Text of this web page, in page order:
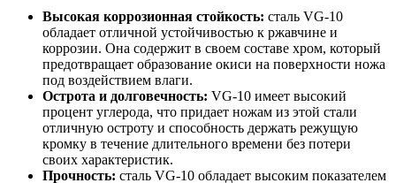
Высокая коррозионная стойкость: сталь VG-10
обладает отличной устойчивостью к ржавчине и
коррозии. Она содержит в своем составе хром, который
предотвращает образование окиси на поверхности ножа
под воздействием влаги.
Острота и долговечность: VG-10 имеет высокий
процент углерода, что придает ножам из этой стали
отличную остроту и способность держать режущую
кромку в течение длительного времени без потери
своих характеристик.
Прочность: сталь VG-10 обладает высоким показателем